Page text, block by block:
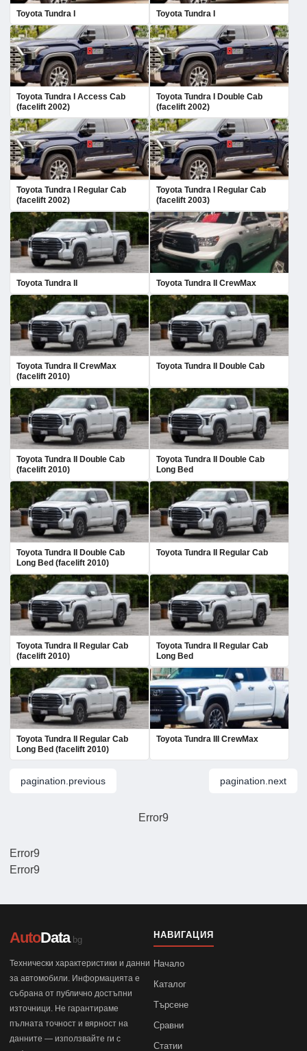
Error9
Toyota Tundra I Toyota Tundra I
Toyota Tundra I Access Cab
(facelift 2002)
Toyota Tundra I Double Cab
(facelift 2002)
Toyota Tundra I Regular Cab
(facelift 2002)
Toyota Tundra I Regular Cab
(facelift 2003)
Toyota Tundra II Toyota Tundra II CrewMax
Toyota Tundra II CrewMax
(facelift 2010)
Toyota Tundra II Double Cab
Toyota Tundra II Double Cab
(facelift 2010)
Toyota Tundra II Double Cab
Long Bed
Toyota Tundra II Double Cab
Long Bed (facelift 2010)
Toyota Tundra II Regular Cab
Toyota Tundra II Regular Cab
(facelift 2010)
Toyota Tundra II Regular Cab
Long Bed
Toyota Tundra II Regular Cab
Long Bed (facelift 2010)
Toyota Tundra III CrewMax
pagination.previous pagination.next
Error9
Error9
AutoData.bg
Технически характеристики и данни
за автомобили. Информацията е
събрана от публично достъпни
източници. Не гарантираме
пълната точност и вярност на
данните — използвайте ги с
НАВИГАЦИЯ
Начало
Каталог
Търсене
Сравни
Статии